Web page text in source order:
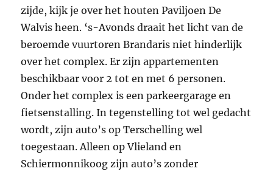
zijde, kijk je over het houten Paviljoen De
Walvis heen. ‘s-Avonds draait het licht van de
beroemde vuurtoren Brandaris niet hinderlijk
over het complex. Er zijn appartementen
beschikbaar voor 2 tot en met 6 personen.
Onder het complex is een parkeergarage en
fietsenstalling. In tegenstelling tot wel gedacht
wordt, zijn auto’s op Terschelling wel
toegestaan. Alleen op Vlieland en
Schiermonnikoog zijn auto’s zonder